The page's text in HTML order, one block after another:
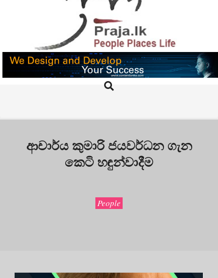
PRAJA.LK
Search
ආචාර්ය කුමාරි ජයවර්ධන ගැන
කෙටි හඳුන්වාදීම
People